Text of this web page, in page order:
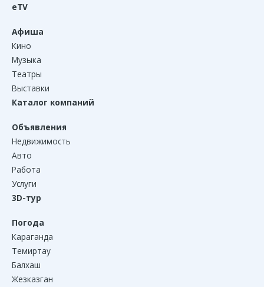
eTV
Афиша
Кино
Музыка
Театры
Выставки
Каталог компаний
Объявления
Недвижимость
Авто
Работа
Услуги
3D-тур
Погода
Караганда
Темиртау
Балхаш
Жезказган